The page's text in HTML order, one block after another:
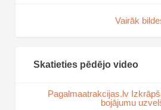
Vairāk
Skatieties pēdējo video
Pagalmaatrakcijas.lv
bojājumu